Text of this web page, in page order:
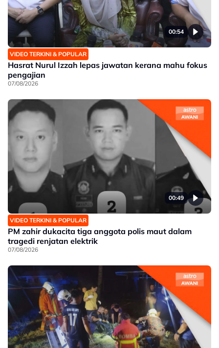
00:54
VIDEO TERKINI & POPULAR
Hasrat Nurul Izzah lepas jawatan kerana mahu fokus
pengajian
07/08/2026
00:49
VIDEO TERKINI & POPULAR
PM zahir dukacita tiga anggota polis maut dalam
tragedi renjatan elektrik
07/08/2026